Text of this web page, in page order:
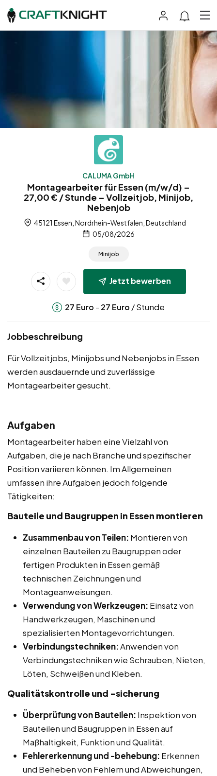
CALUMA GmbH
Montagearbeiter für Essen (m/w/d) –
27,00 € / Stunde – Vollzeitjob, Minijob,
Nebenjob
45121 Essen, Nordrhein-Westfalen, Deutschland
05/08/2026
Minijob
Jetzt bewerben
27 Euro - 27 Euro / Stunde
Jobbeschreibung
Für Vollzeitjobs, Minijobs und Nebenjobs in Essen
werden ausdauernde und zuverlässige
Montagearbeiter gesucht.
Aufgaben
Montagearbeiter haben eine Vielzahl von
Aufgaben, die je nach Branche und spezifischer
Position variieren können. Im Allgemeinen
umfassen ihre Aufgaben jedoch folgende
Tätigkeiten:
Bauteile und Baugruppen in Essen montieren
Zusammenbau von Teilen: Montieren von
einzelnen Bauteilen zu Baugruppen oder
fertigen Produkten in Essen gemäß
technischen Zeichnungen und
Montageanweisungen.
Verwendung von Werkzeugen: Einsatz von
Handwerkzeugen, Maschinen und
spezialisierten Montagevorrichtungen.
Verbindungstechniken:Anwenden von
Verbindungstechniken wie Schrauben, Nieten,
Löten, Schweißen und Kleben.
Qualitätskontrolle und -sicherung
Überprüfung von Bauteilen: Inspektion von
Bauteilen und Baugruppen in Essen auf
Maßhaltigkeit, Funktion und Qualität.
Fehlererkennung und -behebung: Erkennen
und Beheben von Fehlern und Abweichungen,